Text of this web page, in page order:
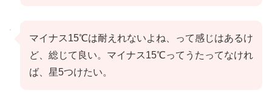
マイナス15℃は耐えれないよね、って感じはあるけ
ど、総じて良い。マイナス15℃ってうたってなけれ
ば、星5つけたい。